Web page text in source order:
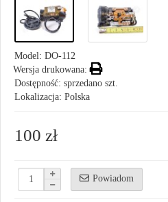
Model: DO-112
Wersja drukowana:
Dostępność: sprzedano szt.
Lokalizacja: Polska
100 zł
Powiadom